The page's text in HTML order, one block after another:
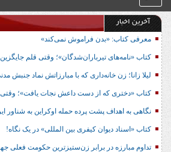
آخرین اخبار
معرفی کتاب: «بدن فراموش نمی‌کند»
کتاب «نامه‌های تیرباران‌شدگان»؛ وقتی قلم
لیلا زانا؛ زن خانه‌داری که با مبارزاتش نماد جنبش
کتاب «دختری که از دست داعش نجات یافت»؛ وقتی
نگاهی به اهداف پشت پرده حمله اوکراین به شناور
کتاب «اسناد دیوان کیفری بین المللی» در یک نگاه!
تداوم مبارزه در برابر زن‌ستیزترین حکومت فعلی